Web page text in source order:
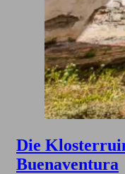
Die
Buenaventura